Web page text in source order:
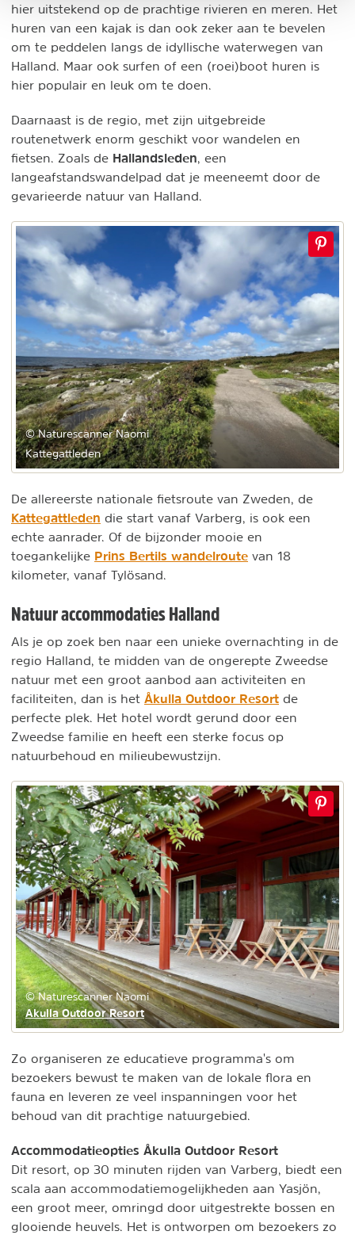
hier uitstekend op de prachtige rivieren en meren. Het
huren van een kajak is dan ook zeker aan te bevelen
om te peddelen langs de idyllische waterwegen van
Halland. Maar ook surfen of een (roei)boot huren is
hier populair en leuk om te doen.
Daarnaast is de regio, met zijn uitgebreide
routenetwerk enorm geschikt voor wandelen en
fietsen. Zoals de Hallandsleden, een
langeafstandswandelpad dat je meeneemt door de
gevarieerde natuur van Halland.
© Naturescanner Naomi
Kattegattleden
De allereerste nationale fietsroute van Zweden, de
Kattegattleden die start vanaf Varberg, is ook een
echte aanrader. Of de bijzonder mooie en
toegankelijke Prins Bertils wandelroute van 18
kilometer, vanaf Tylösand.
Natuur accommodaties Halland
Als je op zoek ben naar een unieke overnachting in de
regio Halland, te midden van de ongerepte Zweedse
natuur met een groot aanbod aan activiteiten en
faciliteiten, dan is het Åkulla Outdoor Resort de
perfecte plek. Het hotel wordt gerund door een
Zweedse familie en heeft een sterke focus op
natuurbehoud en milieubewustzijn.
© Naturescanner Naomi
Akulla Outdoor Resort
Zo organiseren ze educatieve programma's om
bezoekers bewust te maken van de lokale flora en
fauna en leveren ze veel inspanningen voor het
behoud van dit prachtige natuurgebied.
Accommodatieopties Åkulla Outdoor Resort
Dit resort, op 30 minuten rijden van Varberg, biedt een
scala aan accommodatiemogelijkheden aan Yasjön,
een groot meer, omringd door uitgestrekte bossen en
glooiende heuvels. Het is ontworpen om bezoekers zo